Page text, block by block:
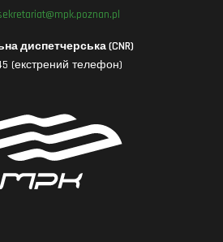
диспетчерська (CNR)
(екстрений телефон)